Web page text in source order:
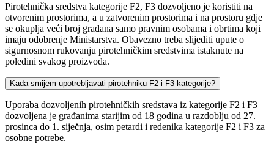
Pirotehnička sredstva kategorije F2, F3 dozvoljeno je koristiti na
otvorenim prostorima, a u zatvorenim prostorima i na prostoru gdje
se okuplja veći broj građana samo pravnim osobama i obrtima koji
imaju odobrenje Ministarstva. Obavezno treba slijediti upute o
sigurnosnom rukovanju pirotehničkim sredstvima istaknute na
poleđini svakog proizvoda.
Kada smijem upotrebljavati pirotehniku F2 i F3 kategorije?
Uporaba dozvoljenih pirotehničkih sredstava iz kategorije F2 i F3
dozvoljena je građanima starijim od 18 godina u razdoblju od 27.
prosinca do 1. siječnja, osim petardi i redenika kategorije F2 i F3 za
osobne potrebe.